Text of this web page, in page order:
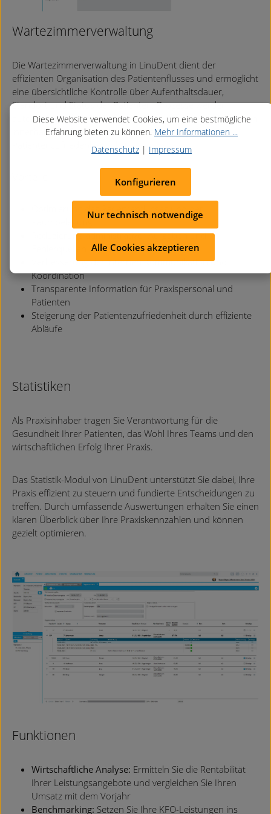
Wartezimmerverwaltung
Die Wartezimmerverwaltung in LinuDent dient der
effizienten Organisation des Patientenflusses und ermöglicht
eine übersichtliche Kontrolle über Aufenthaltsdauer,
Standort und Status der Patienten. Prozesse werden
automatisiert, Wartezeiten reduziert und die Kommunikation
innerhalb der Praxis verbessert, was zu einer höheren
Patientenzufriedenheit führt.
Optimierung des Patientenflusses und der
Raumbelegung
Reduzierung administrativer Aufgaben und
Verbesserung der internen Kommunikation und
Koordination
Transparente Information für Praxispersonal und
Patienten
Steigerung der Patientenzufriedenheit durch effiziente
Abläufe
Statistiken
Als Praxisinhaber tragen Sie Verantwortung für die
Gesundheit Ihrer Patienten, das Wohl Ihres Teams und den
wirtschaftlichen Erfolg Ihrer Praxis.
Das Statistik-Modul von LinuDent unterstützt Sie dabei, Ihre
Praxis effizient zu steuern und fundierte Entscheidungen zu
treffen. Durch umfassende Auswertungen erhalten Sie einen
klaren Überblick über Ihre Praxiskennzahlen und können
gezielt optimieren.
Funktionen
Wirtschaftliche Analyse: Ermitteln Sie die Rentabilität
Ihrer Leistungsangebote und vergleichen Sie Ihren
Umsatz mit dem Vorjahr
Benchmarking: Setzen Sie Ihre KFO-Leistungen ins
Diese Website verwendet Cookies, um eine bestmögliche
Erfahrung bieten zu können. Mehr Informationen ...
Datenschutz | Impressum
Nur technisch notwendige
Konfigurieren
Alle Cookies akzeptieren